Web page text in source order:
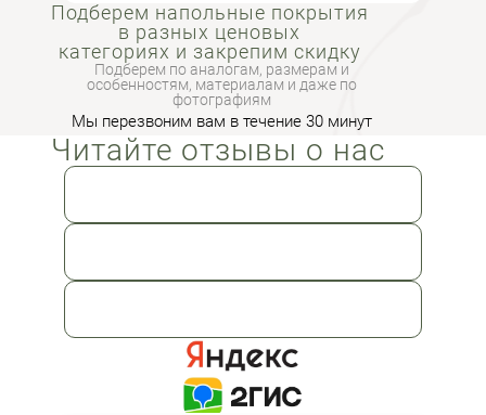
Подберем напольные покрытия
в разных ценовых
категориях и закрепим скидку
Подберем по аналогам, размерам и
особенностям, материалам и даже по
фотографиям
Мы перезвоним вам в течение 30 минут
Перезвоните мне
Читайте отзывы о нас